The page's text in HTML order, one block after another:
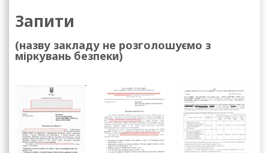
Запити
(назву закладу не розголошуємо з
міркувань безпеки)